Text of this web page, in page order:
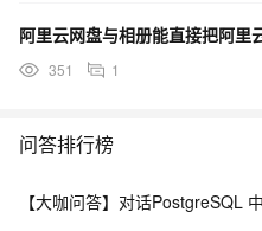
阿里云网盘与相册能直接把阿里
351 1
问答排行榜